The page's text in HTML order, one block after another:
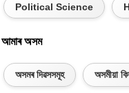
Political Science
আমাৰ অসম
অসমৰ দিৱসসমূহ অসমীয়া